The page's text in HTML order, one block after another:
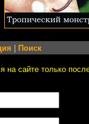
Поиск
на сайте только